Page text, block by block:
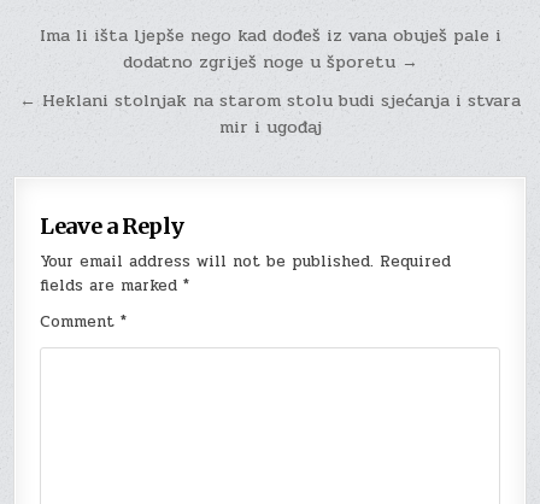
Post
navigation
Ima li išta ljepše nego kad dođeš iz vana obuješ pale i
dodatno zgriješ noge u šporetu →
← Heklani stolnjak na starom stolu budi sjećanja i stvara
mir i ugođaj
Leave a Reply
Your email address will not be published. Required
fields are marked*
Comment*